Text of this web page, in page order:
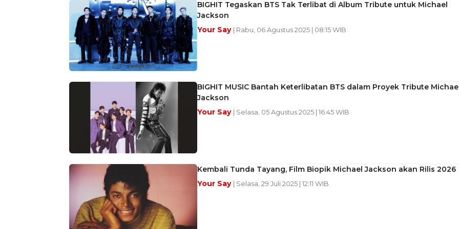
BIGHIT Tegaskan BTS Tak Terlibat di Album Tribute untuk Michael
Jackson
Your Say | Rabu, 06 Agustus 2025 | 08:15 WIB
BIGHIT MUSIC Bantah Keterlibatan BTS dalam Proyek Tribute
Jackson
Your Say | Selasa, 05 Agustus 2025 | 16:45 WIB
Kembali Tunda Tayang, Film Biopik Michael Jackson akan Rilis 2026
Your Say | Selasa, 29 Juli 2025 | 12:11 WIB